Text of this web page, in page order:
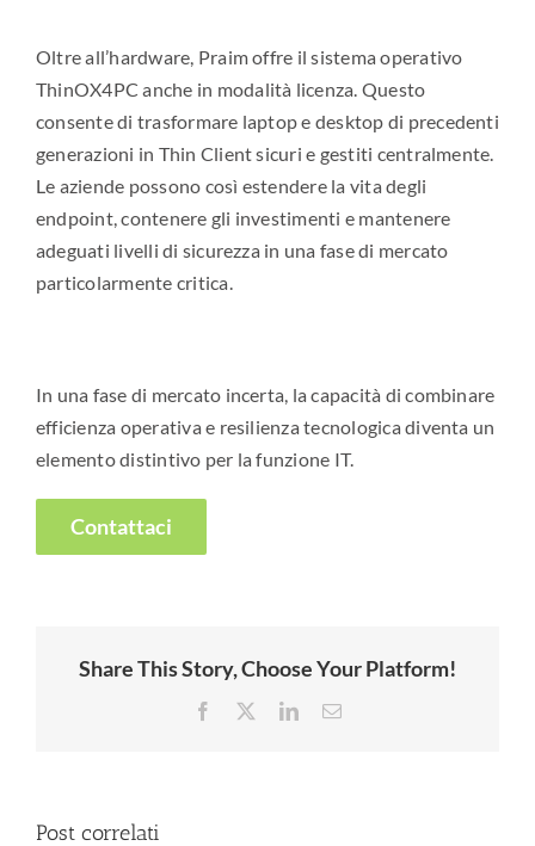
Oltre all’hardware, Praim offre il sistema operativo
ThinOX4PC anche in modalità licenza. Questo
consente di trasformare laptop e desktop di precedenti
generazioni in Thin Client sicuri e gestiti centralmente.
Le aziende possono così estendere la vita degli
endpoint, contenere gli investimenti e mantenere
adeguati livelli di sicurezza in una fase di mercato
particolarmente critica.
In una fase di mercato incerta, la capacità di combinare
efficienza operativa e resilienza tecnologica diventa un
elemento distintivo per la funzione IT.
Contattaci
Share This Story, Choose Your Platform!
Facebook LinkedInEmail
Post correlati